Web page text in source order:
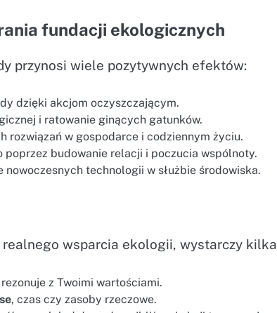
fundacji ekologicznych
przynosi wiele pozytywnych efektów:
dzięki akcjom oczyszczającym.
i ratowanie ginących gatunków.
rozwiązań w gospodarce i codziennym życiu.
poprzez budowanie relacji i poczucia wspólnoty.
nowoczesnych technologii w służbie środowiska.
realnego wsparcia ekologii, wystarczy
z Twoimi wartościami.
, czas czy zasoby rzeczowe.